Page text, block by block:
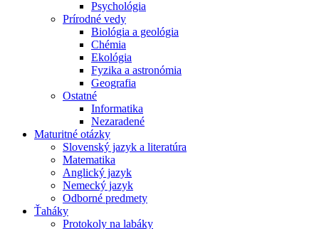
Psychológia
Prírodné vedy
Biológia a geológia
Chémia
Ekológia
Fyzika a astronómia
Geografia
Ostatné
Informatika
Nezaradené
Maturitné otázky
Slovenský jazyk a literatúra
Matematika
Anglický jazyk
Nemecký jazyk
Odborné predmety
Ťaháky
Protokoly na labáky